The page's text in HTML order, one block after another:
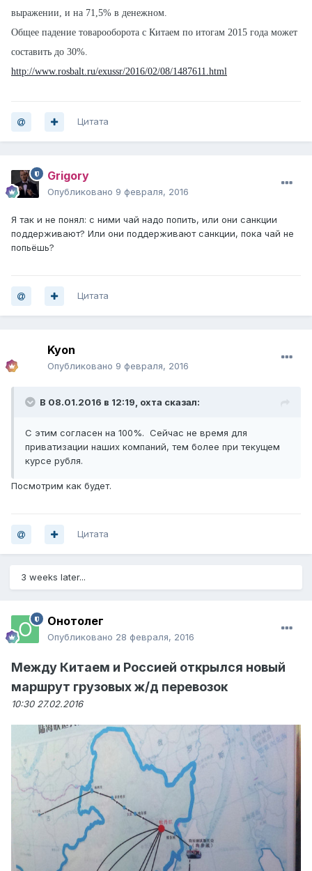
выражении, и на 71,5% в денежном.
Общее падение товарооборота с Китаем по итогам 2015 года может
составить до 30%.
http://www.rosbalt.ru/exussr/2016/02/08/1487611.html
Цитата
Grigory
Опубликовано 9 февраля, 2016
Я так и не понял: с ними чай надо попить, или они санкции
поддерживают? Или они поддерживают санкции, пока чай не
попьёшь?
Цитата
Kyon
Опубликовано 9 февраля, 2016
В 08.01.2016 в 12:19, охта сказал:
С этим согласен на 100%. Сейчас не время для
приватизации наших компаний, тем более при текущем
курсе рубля.
Посмотрим как будет.
Цитата
3 weeks later...
Онотолег
Опубликовано 28 февраля, 2016
Между Китаем и Россией открылся новый
маршрут грузовых ж/д перевозок
10:30 27.02.2016